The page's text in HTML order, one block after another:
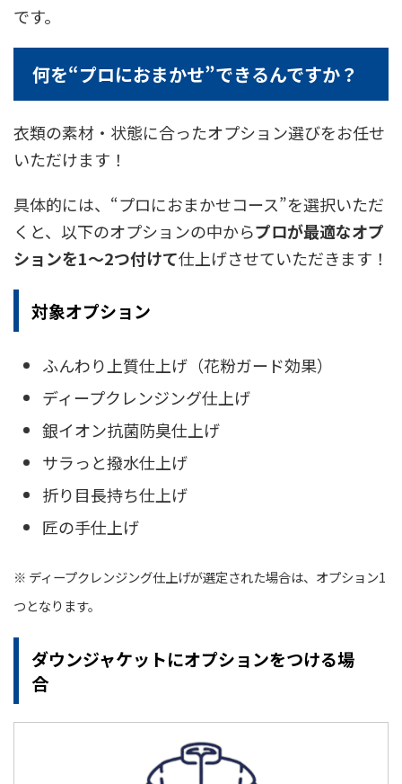
です。
何を“プロにおまかせ”できるんですか？
衣類の素材・状態に合ったオプション選びをお任せ
いただけます！
具体的には、“プロにおまかせコース”を選択いただ
くと、以下のオプションの中からプロが最適なオプ
ションを1〜2つ付けて仕上げさせていただきます！
対象オプション
ふんわり上質仕上げ（花粉ガード効果）
ディープクレンジング仕上げ
銀イオン抗菌防臭仕上げ
サラっと撥水仕上げ
折り目長持ち仕上げ
匠の手仕上げ
※ ディープクレンジング仕上げが選定された場合は、オプション1
つとなります。
ダウンジャケットにオプションをつける場
合